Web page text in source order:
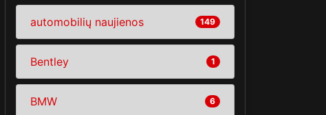
automobilių naujienos 149
Bentley 1
BMW 6